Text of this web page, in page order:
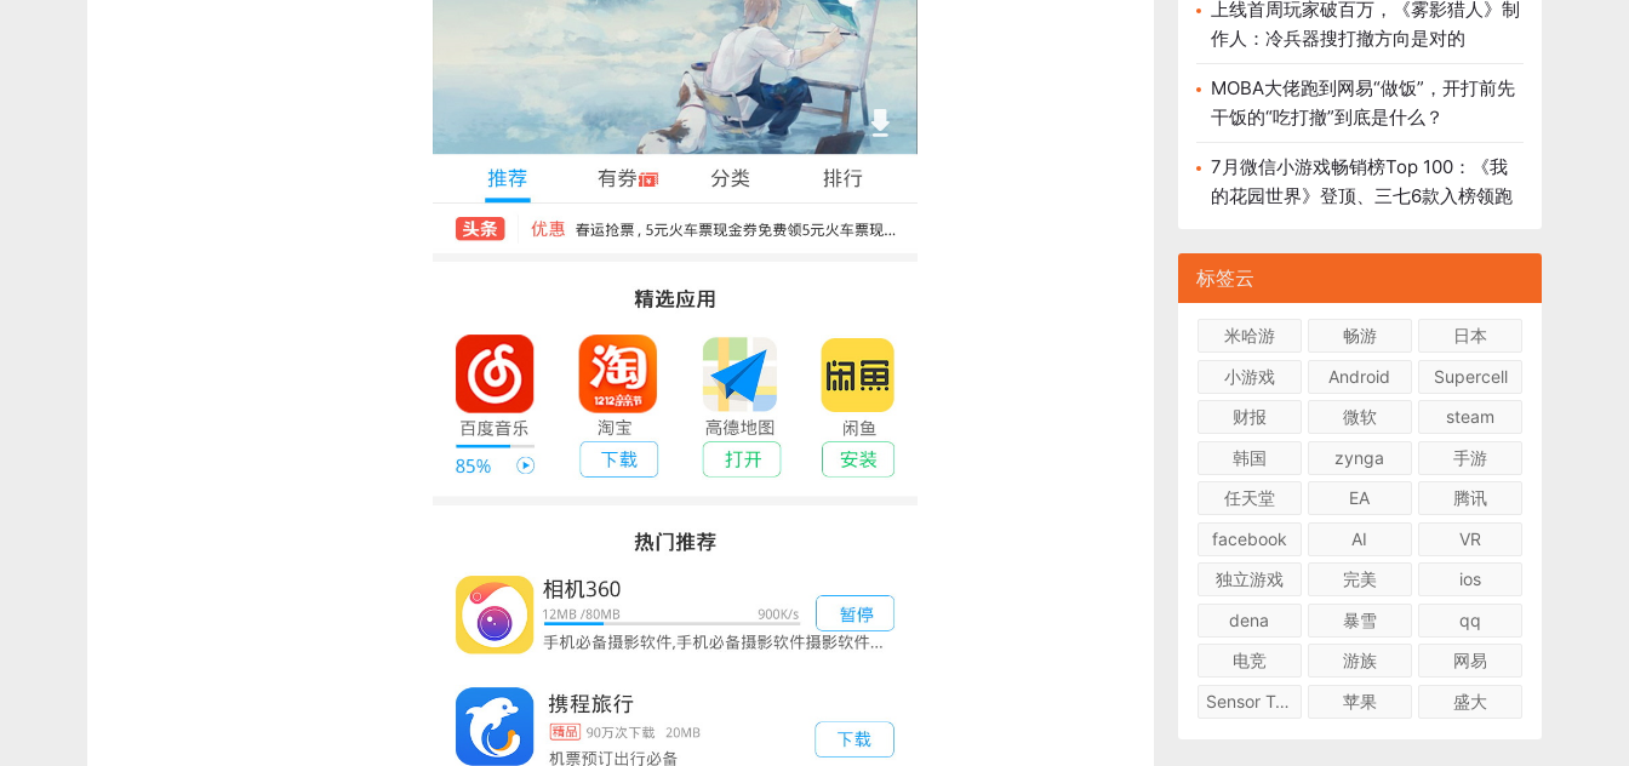
上线首周玩家破百万，《雾影猎人》制
作人：冷兵器搜打撤方向是对的
MOBA大佬跑到网易“做饭”，开打前先
干饭的“吃打撤”到底是什么？
7月微信小游戏畅销榜Top 100：《我
的花园世界》登顶、三七6款入榜领跑
标签云
米哈游 畅游
日本
小游戏
Android
Supercell
财报
微软
steam
韩国
zynga
手游
任天堂
EA
腾讯
facebook
AI
VR
独立游戏
完美
ios
dena
暴雪
qq
电竞
游族
网易
Sensor Tower
苹果 盛大